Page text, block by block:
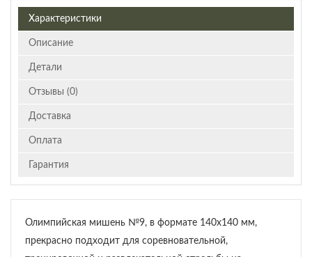
Характеристики
Описание
Детали
Отзывы (0)
Доставка
Оплата
Гарантия
Олимпийская мишень №9, в формате 140х140 мм,
прекрасно подходит для соревновательной,